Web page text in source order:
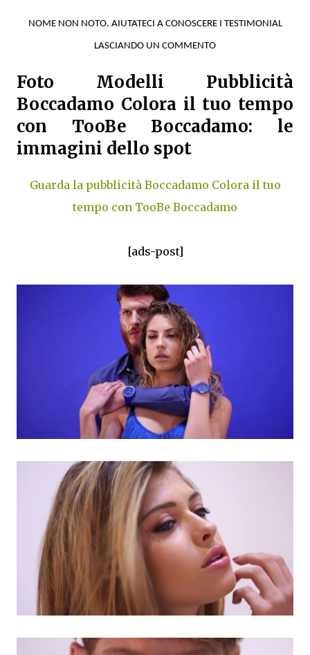
NOME NON NOTO. AIUTATECI A CONOSCERE I TESTIMONIAL
LASCIANDO UN COMMENTO
Foto Modelli Pubblicità
Boccadamo Colora il tuo tempo
con TooBe Boccadamo: le
immagini dello spot
Guarda la pubblicità Boccadamo Colora il tuo
tempo con TooBe Boccadamo
[ads-post]